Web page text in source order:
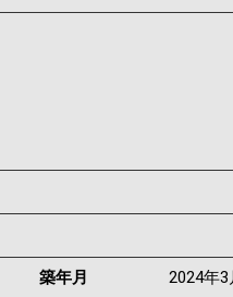
築年月 2024年3